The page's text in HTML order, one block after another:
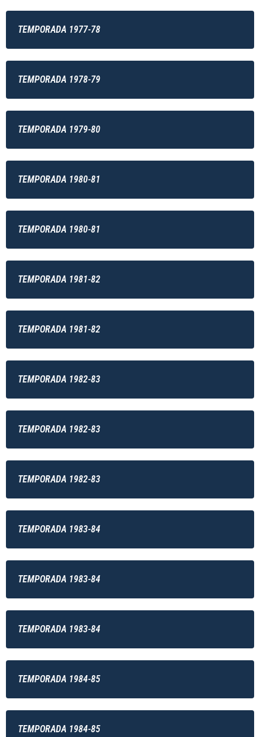
TEMPORADA 1977-78
TEMPORADA 1978-79
TEMPORADA 1979-80
TEMPORADA 1980-81
TEMPORADA 1980-81
TEMPORADA 1981-82
TEMPORADA 1981-82
TEMPORADA 1982-83
TEMPORADA 1982-83
TEMPORADA 1982-83
TEMPORADA 1983-84
TEMPORADA 1983-84
TEMPORADA 1983-84
TEMPORADA 1984-85
TEMPORADA 1984-85